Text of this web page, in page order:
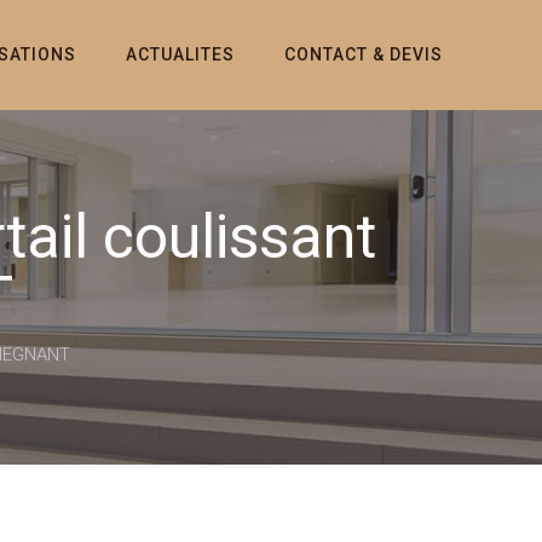
ACTUALITES CONTACT & DEVIS
coulissant